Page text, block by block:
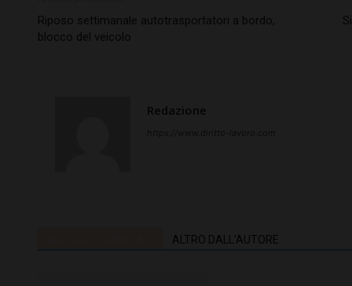
Riposo settimanale autotrasportatori a bordo,
blocco del veicolo
Redazione
ALTRO DALL'AUTORE